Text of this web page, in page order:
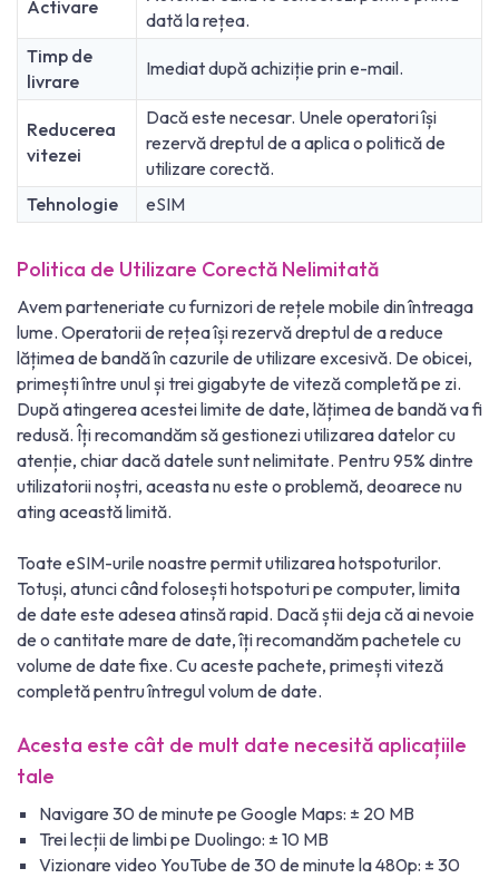
Activare
dată la rețea.
Timp de
livrare
Imediat după achiziție prin e-mail.
Reducerea
vitezei
Dacă este necesar. Unele operatori își
rezervă dreptul de a aplica o politică de
utilizare corectă.
Tehnologie
eSIM
Politica de Utilizare Corectă Nelimitată
Avem parteneriate cu furnizori de rețele mobile din întreaga
lume. Operatorii de rețea își rezervă dreptul de a reduce
lățimea de bandă în cazurile de utilizare excesivă. De obicei,
primești între unul și trei gigabyte de viteză completă pe zi.
După atingerea acestei limite de date, lățimea de bandă va fi
redusă. Îți recomandăm să gestionezi utilizarea datelor cu
atenție, chiar dacă datele sunt nelimitate. Pentru 95% dintre
utilizatorii noștri, aceasta nu este o problemă, deoarece nu
ating această limită.
Toate eSIM-urile noastre permit utilizarea hotspoturilor.
Totuși, atunci când folosești hotspoturi pe computer, limita
de date este adesea atinsă rapid. Dacă știi deja că ai nevoie
de o cantitate mare de date, îți recomandăm pachetele cu
volume de date fixe. Cu aceste pachete, primești viteză
completă pentru întregul volum de date.
Acesta este cât de mult date necesită aplicațiile
tale
Navigare 30 de minute pe Google Maps: ± 20 MB
Trei lecții de limbi pe Duolingo: ± 10 MB
Vizionare video YouTube de 30 de minute la 480p: ± 30